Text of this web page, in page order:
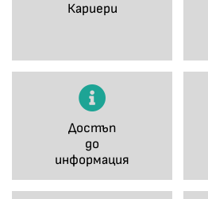
Кариери
Достъп
до
информация